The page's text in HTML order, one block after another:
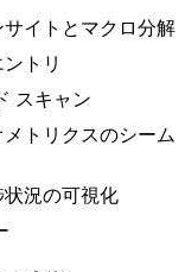
イトとマクロ分解
トリ
スキャン
トリクスのシーム
況の可視化